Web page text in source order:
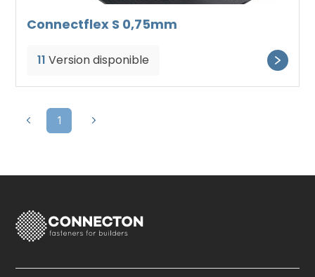
Connectflex S 0,75mm
11 Version disponible
1